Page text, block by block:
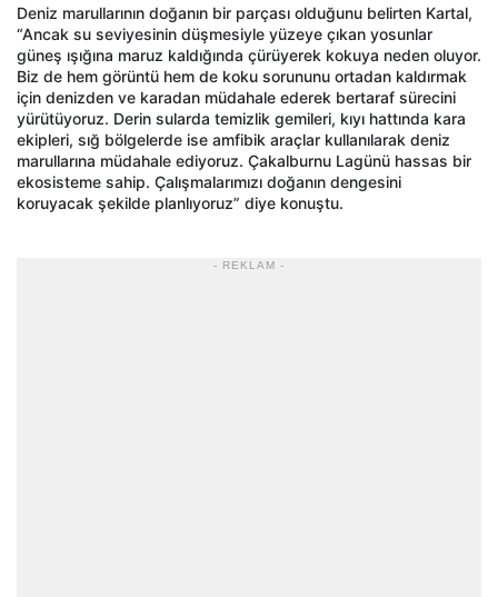
Deniz marullarının doğanın bir parçası olduğunu belirten Kartal,
“Ancak su seviyesinin düşmesiyle yüzeye çıkan yosunlar
güneş ışığına maruz kaldığında çürüyerek kokuya neden oluyor.
Biz de hem görüntü hem de koku sorununu ortadan kaldırmak
için denizden ve karadan müdahale ederek bertaraf sürecini
yürütüyoruz. Derin sularda temizlik gemileri, kıyı hattında kara
ekipleri, sığ bölgelerde ise amfibik araçlar kullanılarak deniz
marullarına müdahale ediyoruz. Çakalburnu Lagünü hassas bir
ekosisteme sahip. Çalışmalarımızı doğanın dengesini
koruyacak şekilde planlıyoruz” diye konuştu.
- REKLAM -